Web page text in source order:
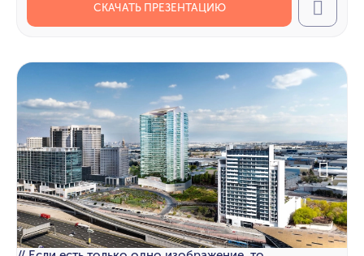
СКАЧАТЬ ПРЕЗЕНТАЦИЮ Call